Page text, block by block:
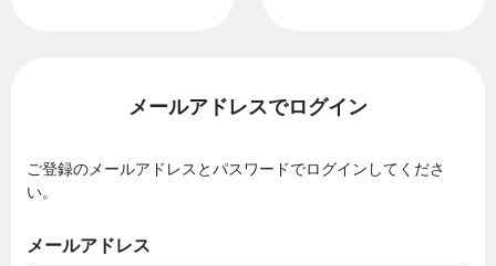
メールアドレスでログイン
ご登録のメールアドレスとパスワードでログインしてくださ
い。
メールアドレス